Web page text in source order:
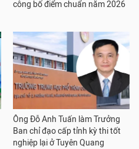
công bố điểm chuẩn năm 2026
Ông Đỗ Anh Tuấn làm Trưởng
Ban chỉ đạo cấp tỉnh kỳ thi tốt
nghiệp lại ở Tuyên Quang